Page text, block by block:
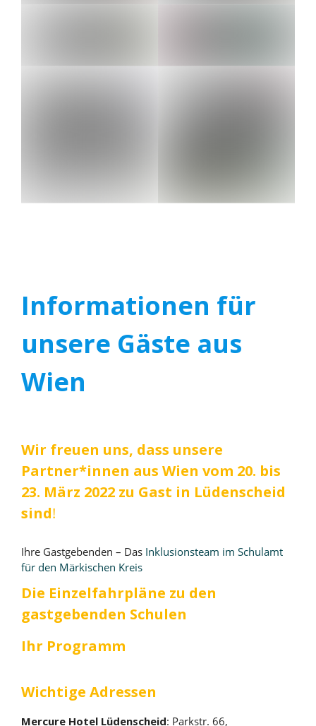
Informationen für
unsere Gäste aus
Wien
Wir freuen uns, dass unsere
Partner*innen aus Wien vom 20. bis
23. März 2022 zu Gast in Lüdenscheid
sind!
Ihre Gastgebenden – Das Inklusionsteam im Schulamt
für den Märkischen Kreis
Die Einzelfahrpläne zu den
gastgebenden Schulen
Ihr Programm
Wichtige Adressen
Mercure Hotel Lüdenscheid: Parkstr. 66,